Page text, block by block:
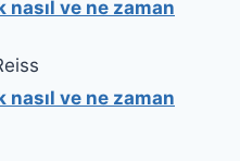
ve ne zaman
ve ne zaman